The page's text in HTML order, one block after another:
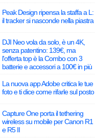
Peak Design ripensa la staffa a L:
il tracker si nasconde nella piastra
DJI Neo vola da solo, è un 4K,
senza patentino: 139€, ma
l'offerta top è la Combo con 3
batterie e accessori a 100€ in più
La nuova app Adobe critica le tue
foto e ti dice come rifarle sul posto
Capture One porta il tethering
wireless su mobile per Canon R1
e R5 II